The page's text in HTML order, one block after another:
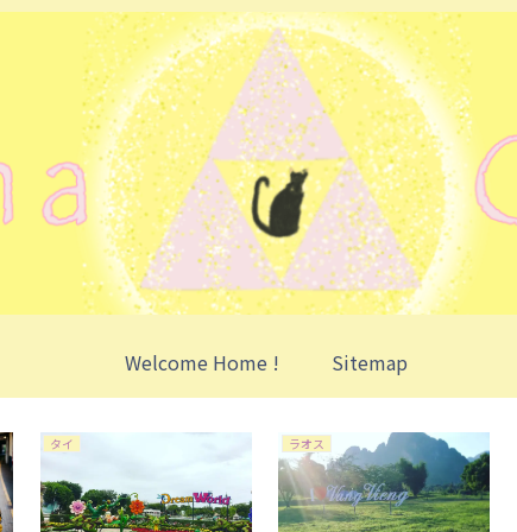
Welcome Home ! Sitemap
タイ ラオス